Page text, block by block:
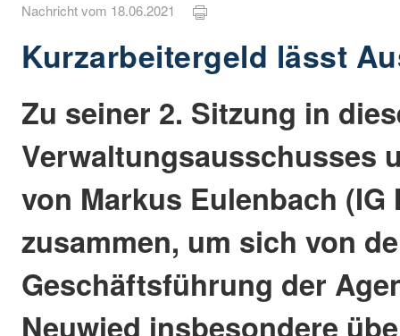
Nachricht vom 18.06.2021
Kurzarbeitergeld lässt
Zu seiner 2. Sitzung in
Verwaltungsausschusses
von Markus Eulenbach
zusammen, um sich von
Geschäftsführung der
Neuwied insbesondere